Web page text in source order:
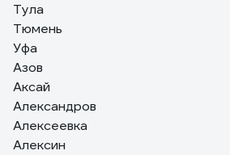
Тула
Тюмень
Уфа
Азов
Аксай
Александров
Алексеевка
Алексин